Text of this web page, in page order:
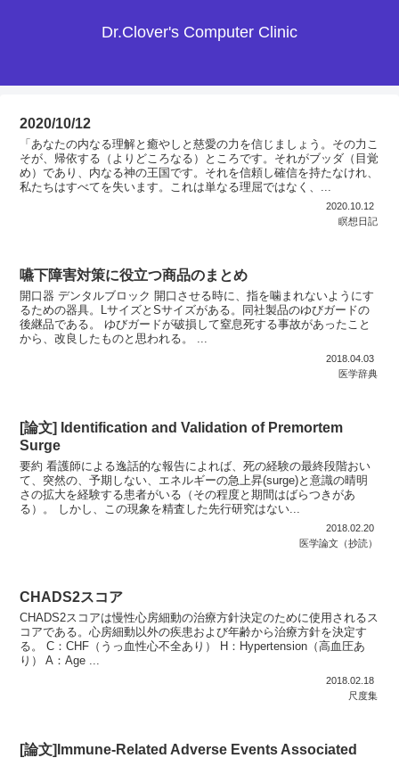
Dr.Clover's Computer Clinic
2020/10/12
「あなたの内なる理解と癒やしと慈愛の力を信じましょう。その力こ
そが、帰依する（よりどころなる）ところです。それがブッダ（目覚
め）であり、内なる神の王国です。それを信頼し確信を持たなけれ、
私たちはすべてを失います。これは単なる理屈ではなく、...
2020.10.12
瞑想日記
嚥下障害対策に役立つ商品のまとめ
開口器 デンタルブロック 開口させる時に、指を噛まれないようにす
るための器具。LサイズとSサイズがある。同社製品のゆびガードの
後継品である。 ゆびガードが破損して窒息死する事故があったこと
から、改良したものと思われる。 ...
2018.04.03
医学辞典
[論文] Identification and Validation of Premortem
Surge
要約 看護師による逸話的な報告によれば、死の経験の最終段階おい
て、突然の、予期しない、エネルギーの急上昇(surge)と意識の晴明
さの拡大を経験する患者がいる（その程度と期間はばらつきがあ
る）。 しかし、この現象を精査した先行研究はない...
2018.02.20
医学論文（抄読）
CHADS2スコア
CHADS2スコアは慢性心房細動の治療方針決定のために使用されるス
コアである。心房細動以外の疾患および年齢から治療方針を決定す
る。 C：CHF（うっ血性心不全あり） H：Hypertension（高血圧あ
り） A：Age ...
2018.02.18
尺度集
[論文]Immune-Related Adverse Events Associated